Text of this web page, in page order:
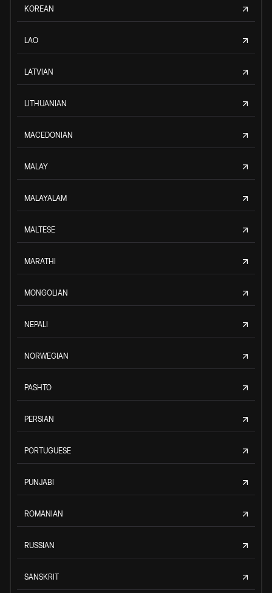
KOREAN
LAO
LATVIAN
LITHUANIAN
MACEDONIAN
MALAY
MALAYALAM
MALTESE
MARATHI
MONGOLIAN
NEPALI
NORWEGIAN
PASHTO
PERSIAN
PORTUGUESE
PUNJABI
ROMANIAN
RUSSIAN
SANSKRIT